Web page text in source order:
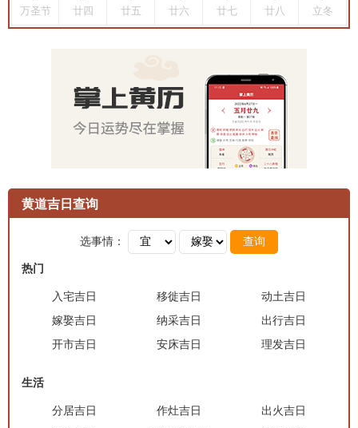
黄道吉日查询
选事情： 查询
热门
入宅吉日 移徙吉日
动土吉日
嫁娶吉日
纳采吉日
出行吉日
开市吉日
安床吉日 理发吉日
生活
分居吉日 作灶吉日
出火吉日